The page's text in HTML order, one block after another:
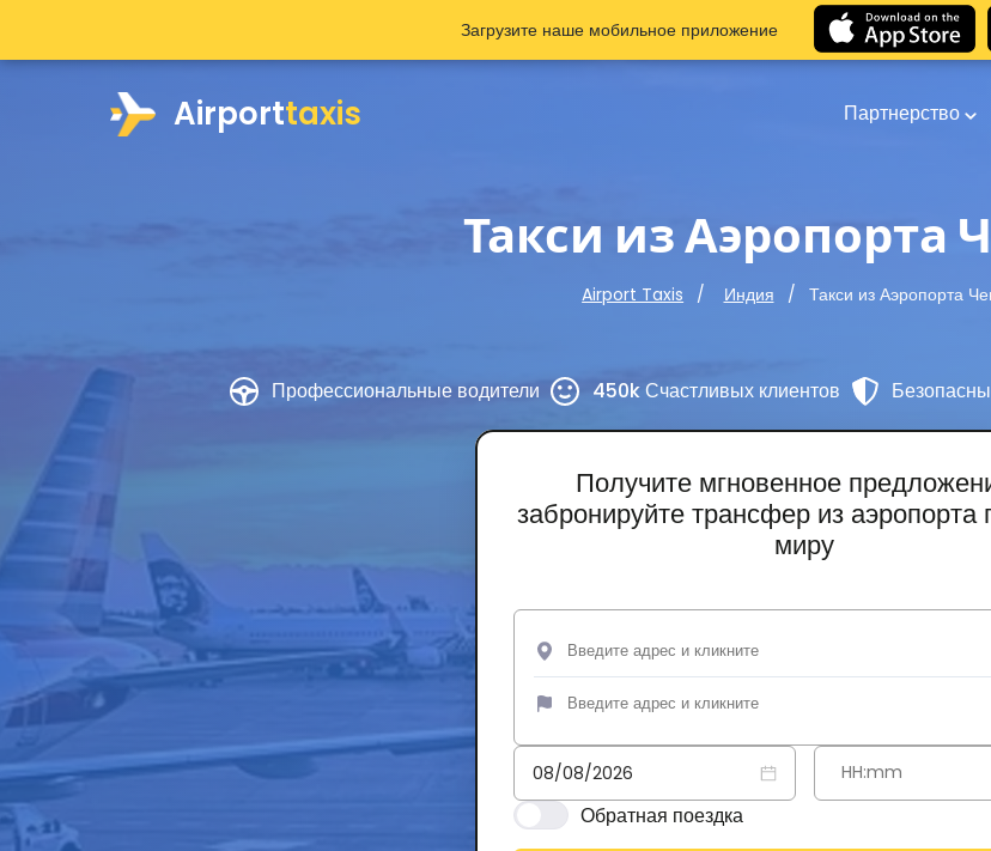
Airporttaxis Партнерство
Такси из Аэропорта
Airport Taxis Индия Такси из Аэропорта
Профессиональные водители 450k Счастливых клиентов
Получите мгновенное
забронируйте трансфер из аэропорта
миру
Обратная поездка
Загрузите наше мобильное приложение